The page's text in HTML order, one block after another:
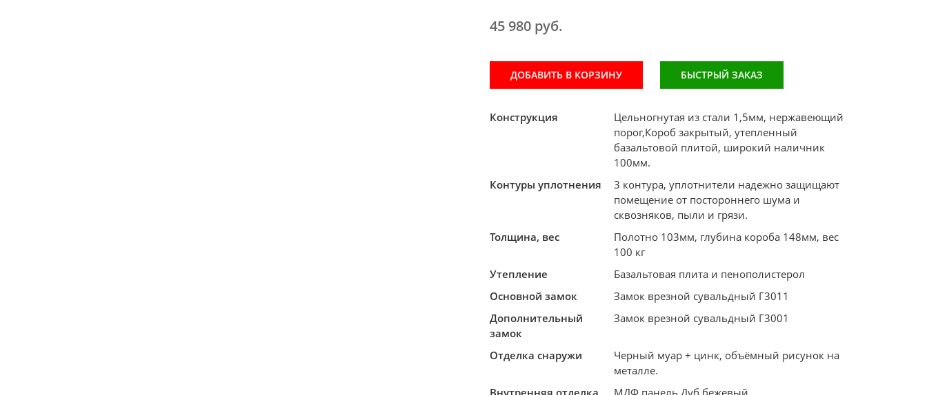
45 980 руб.
ДОБАВИТЬ В КОРЗИНУ БЫСТРЫЙ ЗАКАЗ
Конструкция
Цельногнутая из стали 1,5мм, нержавеющий
порог,Короб закрытый, утепленный
базальтовой плитой, широкий наличник
100мм.
Контуры уплотнения
3 контура, уплотнители надежно защищают
помещение от постороннего шума и
сквозняков, пыли и грязи.
Толщина, вес
Полотно 103мм, глубина короба 148мм, вес
100 кг
Утепление
Базальтовая плита и пенополистерол
Основной замок
Замок врезной сувальдный Г3011
Дополнительный
замок
Замок врезной сувальдный Г3001
Отделка снаружи
Черный муар + цинк, объёмный рисунок на
металле.